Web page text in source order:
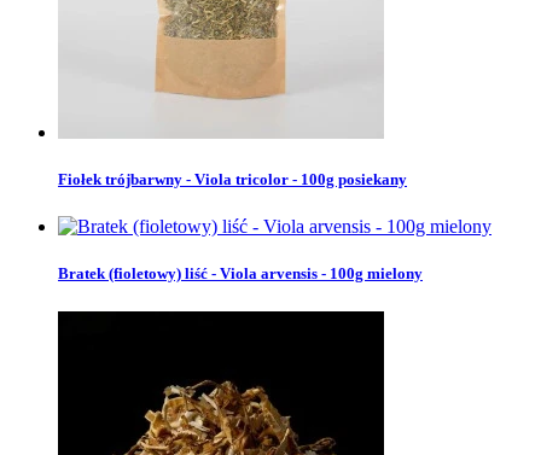
Fiołek trójbarwny - Viola tricolor - 100g posiekany
Bratek (fioletowy) liść - Viola arvensis - 100g mielony